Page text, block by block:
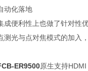
动化落地
成便利性上也做了针对性
测光与点对焦模式的加入
ER9500原生支持